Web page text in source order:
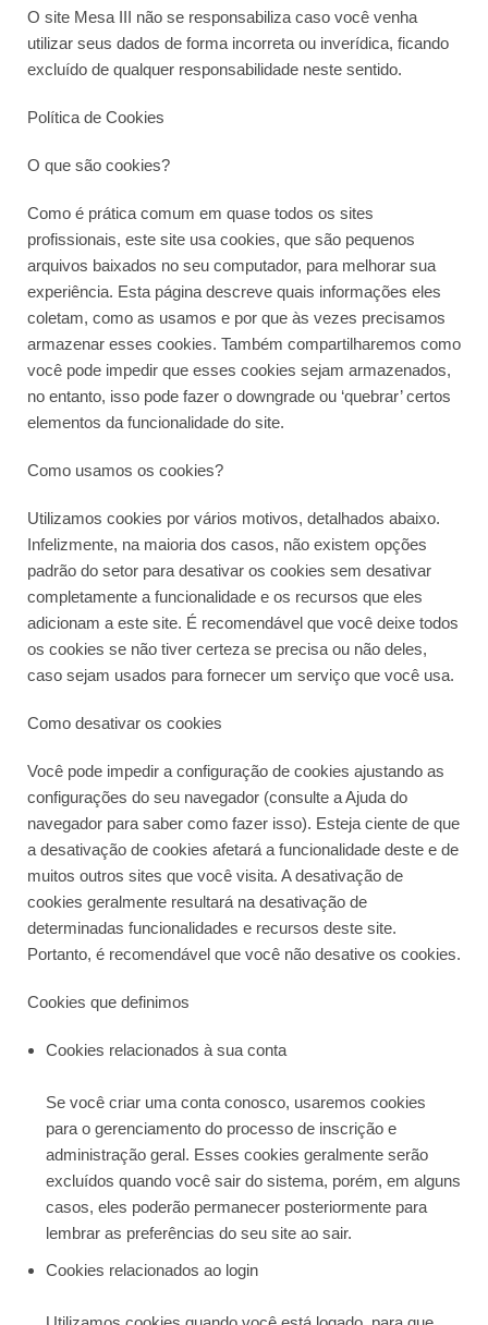
O site Mesa III não se responsabiliza caso você venha
utilizar seus dados de forma incorreta ou inverídica, ficando
excluído de qualquer responsabilidade neste sentido.
Política de Cookies
O que são cookies?
Como é prática comum em quase todos os sites
profissionais, este site usa cookies, que são pequenos
arquivos baixados no seu computador, para melhorar sua
experiência. Esta página descreve quais informações eles
coletam, como as usamos e por que às vezes precisamos
armazenar esses cookies. Também compartilharemos como
você pode impedir que esses cookies sejam armazenados,
no entanto, isso pode fazer o downgrade ou ‘quebrar’ certos
elementos da funcionalidade do site.
Como usamos os cookies?
Utilizamos cookies por vários motivos, detalhados abaixo.
Infelizmente, na maioria dos casos, não existem opções
padrão do setor para desativar os cookies sem desativar
completamente a funcionalidade e os recursos que eles
adicionam a este site. É recomendável que você deixe todos
os cookies se não tiver certeza se precisa ou não deles,
caso sejam usados ​​para fornecer um serviço que você usa.
Como desativar os cookies
Você pode impedir a configuração de cookies ajustando as
configurações do seu navegador (consulte a Ajuda do
navegador para saber como fazer isso). Esteja ciente de que
a desativação de cookies afetará a funcionalidade deste e de
muitos outros sites que você visita. A desativação de
cookies geralmente resultará na desativação de
determinadas funcionalidades e recursos deste site.
Portanto, é recomendável que você não desative os cookies.
Cookies que definimos
Cookies relacionados à sua conta
Se você criar uma conta conosco, usaremos cookies
para o gerenciamento do processo de inscrição e
administração geral. Esses cookies geralmente serão
excluídos quando você sair do sistema, porém, em alguns
casos, eles poderão permanecer posteriormente para
lembrar as preferências do seu site ao sair.
Cookies relacionados ao login